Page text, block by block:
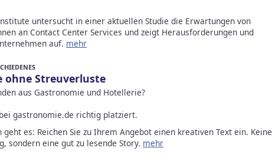
untersucht in einer aktuellen Studie die Erwartungen von
an Contact Center Services und zeigt Herausforderungen und
auf. mehr
ohne Streuverluste
aus Gastronomie und Hotellerie?
gastronomie.de richtig platziert.
geht es: Reichen Sie zu Ihrem Angebot einen kreativen Text ein. Keine
sondern eine gut zu lesende Story. mehr